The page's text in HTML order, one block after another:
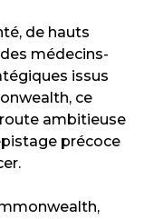
de hauts
médecins-
issus
ce
ambitieuse
précoce